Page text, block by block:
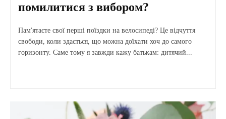
помилитися з вибором?
Пам'ятаєте свої перші поїздки на велосипеді? Це відчуття
свободи, коли здається, що можна доїхати хоч до самого
горизонту. Саме тому я завжди кажу батькам: дитячий...